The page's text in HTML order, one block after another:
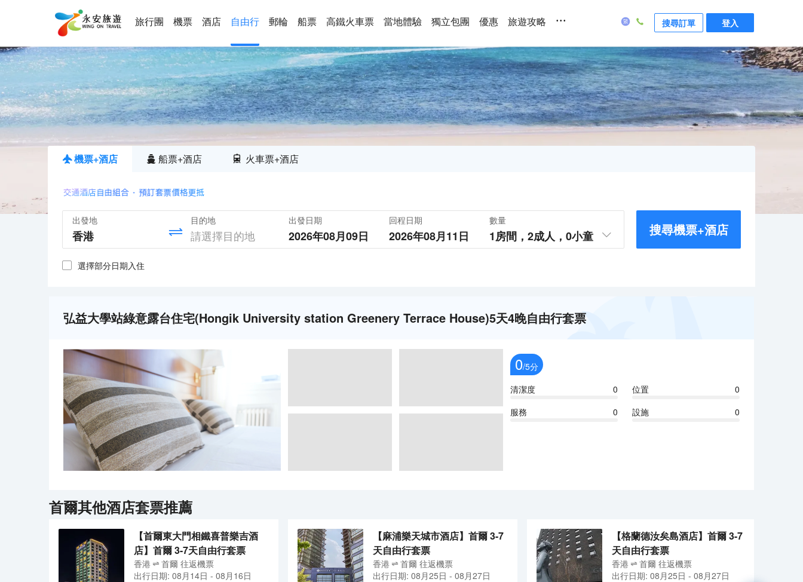
旅行團 機票 酒店 自由行 郵輪 船票 高鐵火車票 當地體驗 獨立包團 優惠 旅遊攻略 ... 搜尋訂單 登入
機票+酒店 船票+酒店 火車票+酒店
出發地 目的地 出發日期
2026年08月09日
回程日期
2026年08月11日
數量
1房間， 2成人， 0小童 搜尋機票+酒店
選擇部分日期入住
弘益大學站綠意露台住宅(Hongik University station Greenery Terrace House)5天4晚自由行套票
0/5分
清潔度
0 位置
0
服務
0 設施 0
首爾其他酒店套票推薦
【首爾東大門相鐵喜普樂吉酒
店】首爾 3-7天自由行套票
香港 首爾 往返機票
出行日期: 08月14日 - 08月16日
【麻浦樂天城市酒店】首爾 3-7
天自由行套票
香港 首爾 往返機票
出行日期: 08月25日 - 08月27日
【格蘭德汝矣島酒店】首爾 3-7
天自由行套票
香港 首爾 往返機票
出行日期: 08月25日 - 08月27日